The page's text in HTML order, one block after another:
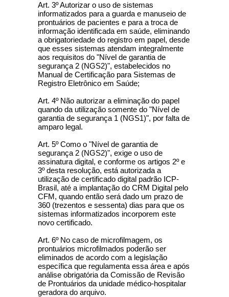
Art. 3º Autorizar o uso de sistemas
informatizados para a guarda e manuseio de
prontuários de pacientes e para a troca de
informação identificada em saúde, eliminando
a obrigatoriedade do registro em papel, desde
que esses sistemas atendam integralmente
aos requisitos do "Nível de garantia de
segurança 2 (NGS2)", estabelecidos no
Manual de Certificação para Sistemas de
Registro Eletrônico em Saúde;
Art. 4º Não autorizar a eliminação do papel
quando da utilização somente do "Nível de
garantia de segurança 1 (NGS1)", por falta de
amparo legal.
Art. 5º Como o "Nível de garantia de
segurança 2 (NGS2)", exige o uso de
assinatura digital, e conforme os artigos 2º e
3º desta resolução, está autorizada a
utilização de certificado digital padrão ICP-
Brasil, até a implantação do CRM Digital pelo
CFM, quando então será dado um prazo de
360 (trezentos e sessenta) dias para que os
sistemas informatizados incorporem este
novo certificado.
Art. 6º No caso de microfilmagem, os
prontuários microfilmados poderão ser
eliminados de acordo com a legislação
específica que regulamenta essa área e após
análise obrigatória da Comissão de Revisão
de Prontuários da unidade médico-hospitalar
geradora do arquivo.